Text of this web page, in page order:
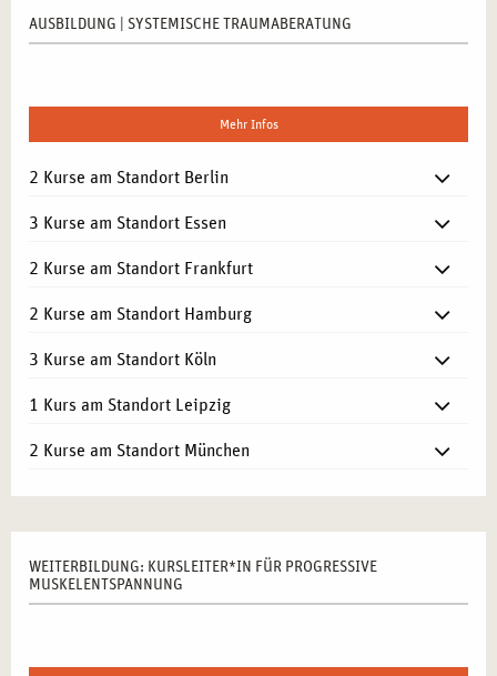
AUSBILDUNG | SYSTEMISCHE TRAUMABERATUNG
Mehr Infos
2 Kurse am Standort Berlin
3 Kurse am Standort Essen
2 Kurse am Standort Frankfurt
2 Kurse am Standort Hamburg
3 Kurse am Standort Köln
1 Kurs am Standort Leipzig
2 Kurse am Standort München
WEITERBILDUNG: KURSLEITER*IN FÜR PROGRESSIVE
MUSKELENTSPANNUNG